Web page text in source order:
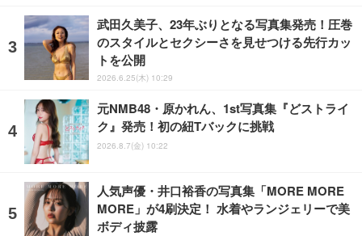
武田久美子、23年ぶりとなる写真集発売！圧巻
のスタイルとセクシーさを見せつける先行カッ
トを公開
2026.6.25(木) 10:29
元NMB48・原かれん、1st写真集『どストライ
ク』発売！初の紐Tバックに挑戦
2026.8.7(金) 10:22
人気声優・井口裕香の写真集「MORE MORE
MORE」が4刷決定！ 水着やランジェリーで美
ボディ披露